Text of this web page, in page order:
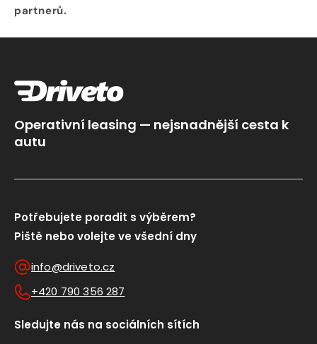
partnerů.
Operativní leasing — nejsnadnější cesta k
autu
Potřebujete poradit s výběrem?
Piště nebo volejte ve všední dny
info@driveto.cz
+420 790 356 287
Sledujte nás na sociálních sítích